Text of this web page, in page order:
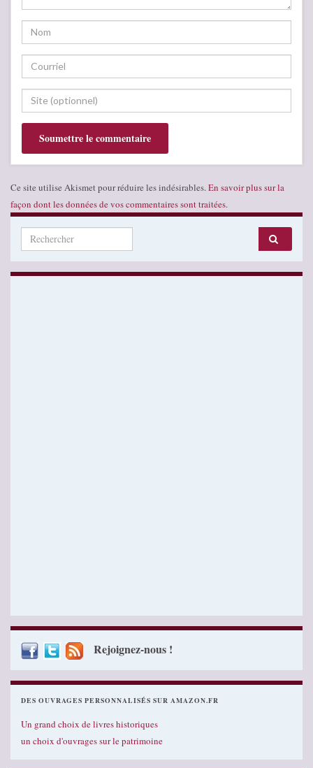
Ce site utilise Akismet pour réduire les indésirables. En savoir plus sur la
façon dont les données de vos commentaires sont traitées.
Search for:
Rejoignez-nous !
DES OUVRAGES PERSONNALISÉS SUR AMAZON.FR
Un grand choix de livres historiques
un choix d'ouvrages sur le patrimoine